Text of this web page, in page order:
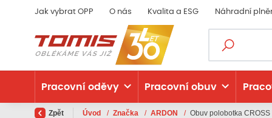
Jak vybrat OPP O nás Kvalita a ESG Náhradní
Pracovní oděvy Pracovní obuv
Zpět Úvod / Značka / ARDON / Obuv polobotka CROSS